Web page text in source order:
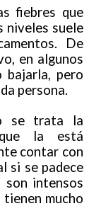
fiebres que
niveles suele
De
en algunos
bajarla, pero
persona.
se trata la
la está
contar con
si se padece
son intensos
tienen mucho